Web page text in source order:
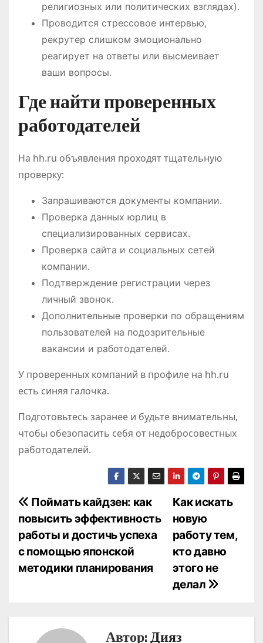
религиозных или политических взглядах).
Проводится стрессовое интервью,
рекрутер слишком эмоционально
реагирует на ответы или высмеивает
ваши вопросы.
Где найти проверенных
работодателей
На hh.ru объявления проходят тщательную
проверку:
Запрашиваются документы компании.
Проверка данных юрлиц в
специализированных сервисах.
Проверка сайта и социальных сетей
компании.
Подтверждение регистрации через
личный звонок.
Дополнительные проверки по обращениям
пользователей на подозрительные
вакансии и работодателей.
У проверенных компаний в профиле на hh.ru
есть синяя галочка.
Подготовьтесь заранее и будьте внимательны,
чтобы обезопасить себя от недобросовестных
работодателей.
Н
а
в
и
Как искать
новую
работу тем,
кто давно
этого не
делал
Поймать кайдзен: как
повысить эффективность
работы и достичь успеха
с помощью японской
методики планирования
Автор:Дияз